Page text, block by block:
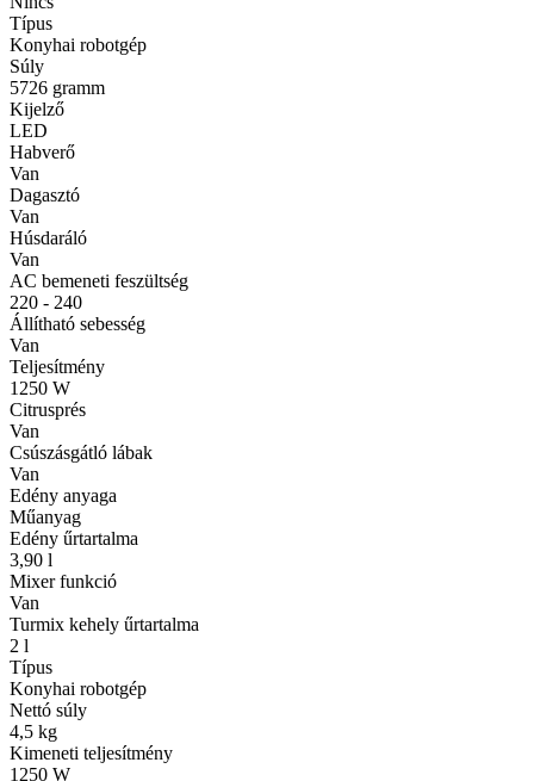
Típus
Konyhai robotgép
Súly
5726 gramm
Kijelző
LED
Habverő
Van
Dagasztó
Van
Húsdaráló
Van
AC bemeneti feszültség
220 - 240
Állítható sebesség
Van
Teljesítmény
1250 W
Citrusprés
Van
Csúszásgátló lábak
Van
Edény anyaga
Műanyag
Edény űrtartalma
3,90 l
Mixer funkció
Van
Turmix kehely űrtartalma
2 l
Típus
Konyhai robotgép
Nettó súly
4,5 kg
Kimeneti teljesítmény
1250 W